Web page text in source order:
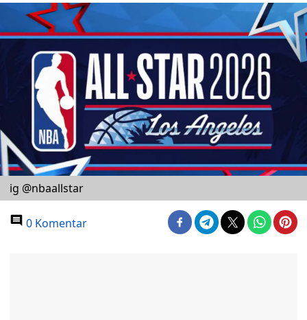
ig @nbaallstar
0 Komentar